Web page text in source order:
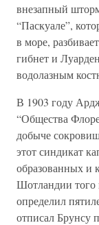
внезапный
“Паскуале”,
в море,
гибнет и
водолазным
В 1903 году
“Общества
добыче
этот синдикат
образованных и
Шотландии того
определил
отписал Брунсу